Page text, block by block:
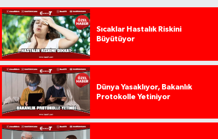
Sıcaklar Hastalık Riskini
Büyütüyor
Dünya Yasaklıyor, Bakanlık
Protokolle Yetiniyor